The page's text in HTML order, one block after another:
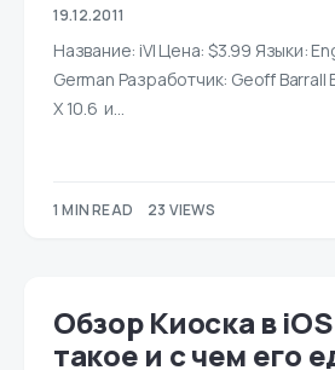
19.12.2011
Название: iVI Цена: $3.99 Языки:
German Разработчик: Geoff Barrall
X 10.6 и…
1 MIN READ 23 VIEWS
Обзор Киоска в
такое и с чем его